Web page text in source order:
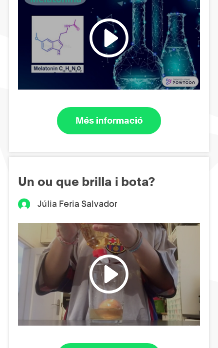
Més informació
Un ou que brilla i bota?
Júlia Feria Salvador